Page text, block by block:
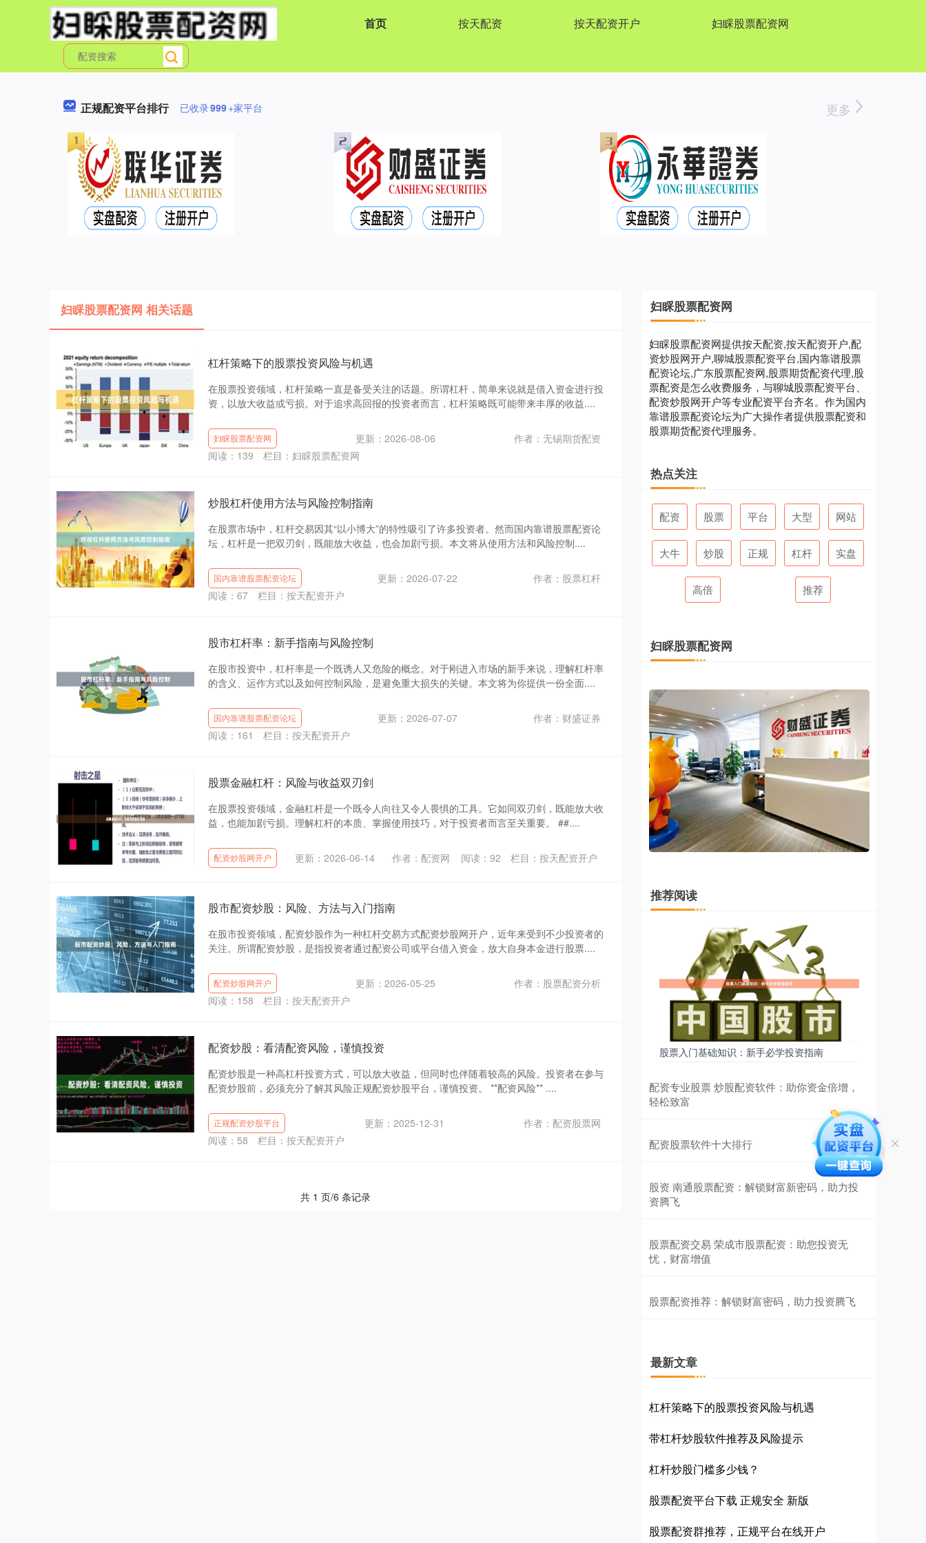
首页 按天配资 按天配资开户 妇睬股票配资网
正规配资平台排行 已收录999+家平台 更多
妇睬股票配资网 相关话题
杠杆策略下的股票投资风险与机遇
在股票投资领域，杠杆策略一直是备受关注的话题。所谓杠杆，简单来说就是借入资金进行投
资，以放大收益或亏损。对于追求高回报的投资者而言，杠杆策略既可能带来丰厚的收益....
妇睬股票配资网 更新：2026-08-06
作者：无锡期货配资
阅读： 139 栏目： 妇睬股票配资网
炒股杠杆使用方法与风险控制指南
在股票市场中，杠杆交易因其“以小博大”的特性吸引了许多投资者。然而国内靠谱股票配资论
坛，杠杆是一把双刃剑，既能放大收益，也会加剧亏损。本文将从使用方法和风险控制....
国内靠谱股票配资论坛 更新：2026-07-22
作者：股票杠杆
阅读： 67 栏目： 按天配资开户
股市杠杆率：新手指南与风险控制
在股市投资中，杠杆率是一个既诱人又危险的概念。对于刚进入市场的新手来说，理解杠杆率
的含义、运作方式以及如何控制风险，是避免重大损失的关键。本文将为你提供一份全面....
国内靠谱股票配资论坛 更新：2026-07-07
作者：财盛证券
阅读： 161 栏目： 按天配资开户
股票金融杠杆：风险与收益双刃剑
在股票投资领域，金融杠杆是一个既令人向往又令人畏惧的工具。它如同双刃剑，既能放大收
益，也能加剧亏损。理解杠杆的本质、掌握使用技巧，对于投资者而言至关重要。 ##....
配资炒股网开户 更新：2026-06-14 作者：配资网 阅读： 92 栏目： 按天配资开户
股市配资炒股：风险、方法与入门指南
在股市投资领域，配资炒股作为一种杠杆交易方式配资炒股网开户，近年来受到不少投资者的
关注。所谓配资炒股，是指投资者通过配资公司或平台借入资金，放大自身本金进行股票....
配资炒股网开户 更新：2026-05-25
作者：股票配资分析
阅读： 158 栏目： 按天配资开户
配资炒股：看清配资风险，谨慎投资
配资炒股是一种高杠杆投资方式，可以放大收益，但同时也伴随着较高的风险。投资者在参与
配资炒股前，必须充分了解其风险正规配资炒股平台，谨慎投资。 **配资风险** ....
正规配资炒股平台 更新：2025-12-31
作者：配资股票网
阅读： 58 栏目： 按天配资开户
共 1 页/6 条记录
妇睬股票配资网
妇睬股票配资网提供按天配资,按天配资开户,配
资炒股网开户,聊城股票配资平台,国内靠谱股票
配资论坛,广东股票配资网,股票期货配资代理,股
票配资是怎么收费服务，与聊城股票配资平台、
配资炒股网开户等专业配资平台齐名。作为国内
靠谱股票配资论坛为广大操作者提供股票配资和
股票期货配资代理服务。
热点关注
配资 股票 平台 大型 网站
大牛 炒股 正规 杠杆 实盘
高倍 推荐
妇睬股票配资网
推荐阅读
股票入门基础知识：新手必学投资指南
配资专业股票 炒股配资软件：助你资金倍增，
轻松致富
配资股票软件十大排行
股资 南通股票配资：解锁财富新密码，助力投
资腾飞
股票配资交易 荣成市股票配资：助您投资无
忧，财富增值
股票配资推荐：解锁财富密码，助力投资腾飞
最新文章
杠杆策略下的股票投资风险与机遇
带杠杆炒股软件推荐及风险提示
杠杆炒股门槛多少钱？
股票配资平台下载 正规安全 新版
股票配资群推荐，正规平台在线开户